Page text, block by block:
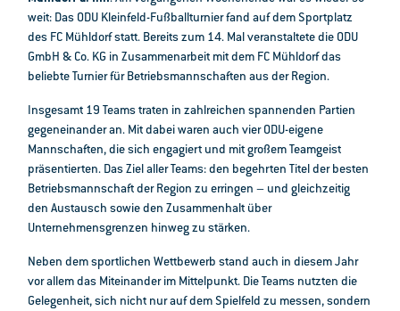
weit: Das ODU Kleinfeld-Fußballturnier fand auf dem Sportplatz
des FC Mühldorf statt. Bereits zum 14. Mal veranstaltete die ODU
GmbH & Co. KG in Zusammenarbeit mit dem FC Mühldorf das
beliebte Turnier für Betriebsmannschaften aus der Region.
Insgesamt 19 Teams traten in zahlreichen spannenden Partien
gegeneinander an. Mit dabei waren auch vier ODU-eigene
Mannschaften, die sich engagiert und mit großem Teamgeist
präsentierten. Das Ziel aller Teams: den begehrten Titel der besten
Betriebsmannschaft der Region zu erringen – und gleichzeitig
den Austausch sowie den Zusammenhalt über
Unternehmensgrenzen hinweg zu stärken.
Neben dem sportlichen Wettbewerb stand auch in diesem Jahr
vor allem das Miteinander im Mittelpunkt. Die Teams nutzten die
Gelegenheit, sich nicht nur auf dem Spielfeld zu messen, sondern